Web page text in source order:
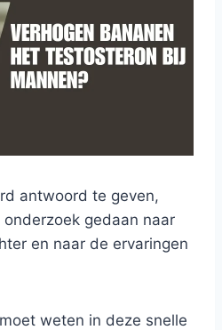
antwoord te geven,
gedaan naar
en naar de ervaringen
weten in deze snelle